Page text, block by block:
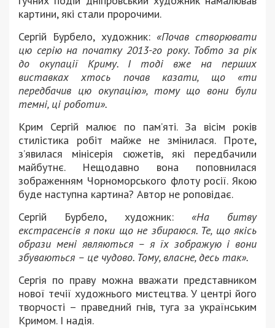
картини, які стали пророчими.
Сергій Бурбело, художник: «Почав створювати
цю серію на початку 2013-го року. Тобто за рік
до окупації Криму. І тоді вже на перших
виставках хтось почав казати, що «ти
передбачив цю окупацію», тому що вони були
темні, ці роботи».
Крим Сергій малює по пам’яті. За вісім років
стилістика робіт майже не змінилася. Проте,
з’явилася мінісерія сюжетів, які передбачили
майбутнє. Нещодавно вона поповнилася
зображенням Чорноморського флоту росії. Якою
буде наступна картина? Автор не роповідає.
Сергій Бурбело, художник: «На битву
екстрасенсів я поки що не збираюся. Те, що якісь
образи мені являються – я їх зображую і вони
збуваються – це чудово. Тому, власне, десь так».
Сергія по праву можна вважати представником
нової течії художнього мистецтва. У центрі його
творчості – праведний гнів, туга за українським
Кримом. І надія.